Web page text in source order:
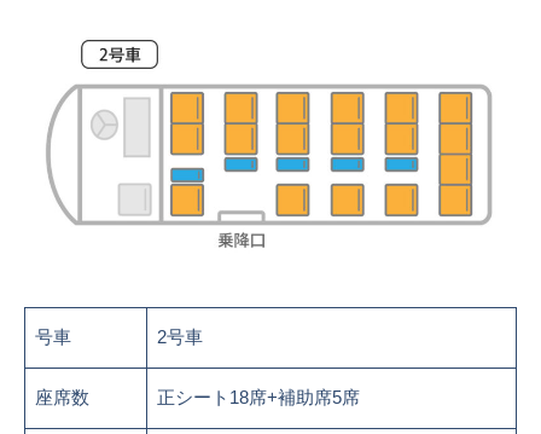
号車 2号車
座席数 正シート18席+補助席5席